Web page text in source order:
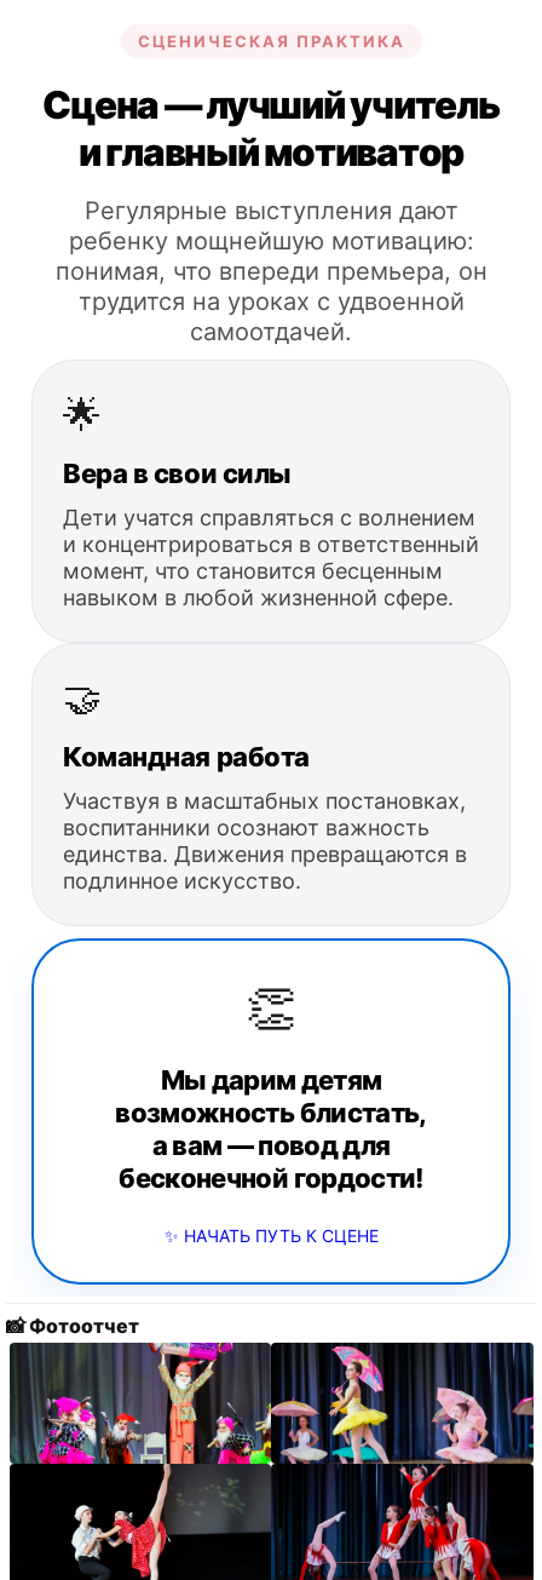
СЦЕНИЧЕСКАЯ ПРАКТИКА
Сцена — лучший учитель
и главный мотиватор
Регулярные выступления дают
ребенку мощнейшую мотивацию:
понимая, что впереди премьера, он
трудится на уроках с удвоенной
самоотдачей.
🌟
Вера в свои силы
Дети учатся справляться с волнением
и концентрироваться в ответственный
момент, что становится бесценным
навыком в любой жизненной сфере.
🤝
Командная работа
Участвуя в масштабных постановках,
воспитанники осознают важность
единства. Движения превращаются в
подлинное искусство.
👏
Мы дарим детям
возможность блистать,
а вам — повод для
бесконечной гордости!
✨ НАЧАТЬ ПУТЬ К СЦЕНЕ
📸 Фотоотчет